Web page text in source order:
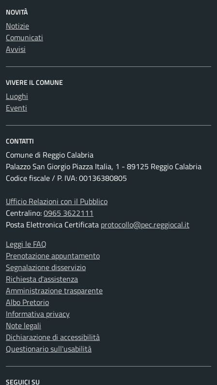
NOVITÀ
Notizie
Comunicati
Avvisi
VIVERE IL COMUNE
Luoghi
Eventi
CONTATTI
Comune di Reggio Calabria
Palazzo San Giorgio Piazza Italia, 1 - 89125 Reggio Calabria
Codice fiscale / P. IVA: 00136380805
Ufficio Relazioni con il Pubblico
Centralino:0965 3622111
Posta Elettronica Certificata protocollo@pec.reggiocal.it
Leggi le FAQ
Prenotazione appuntamento
Segnalazione disservizio
Richiesta d'assistenza
Amministrazione trasparente
Albo Pretorio
Informativa privacy
Note legali
Dichiarazione di accessibilità
Questionario sull'usabilità
SEGUICI SU